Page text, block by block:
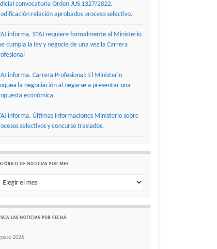
convocatoria Orden JUS 1327/2022.
relación aprobados proceso selectivo.
informa. STAJ requiere formalmente al Ministerio
cumpla la ley y negocie de una vez la Carrera
informa. Carrera Profesional: El Ministerio
la negociación al negarse a presentar una
económica
informa. Últimas informaciones Ministerio sobre
selectivos y concurso traslados.
DE NOTICIAS POR MES
de noticias por mes
LAS NOTICIAS POR FECHA
2026